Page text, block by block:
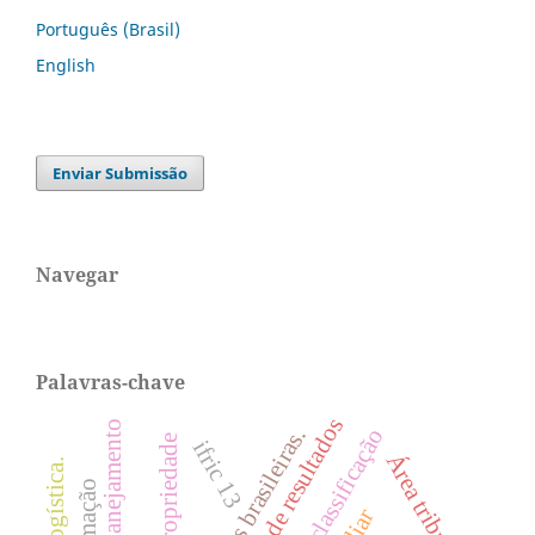
Português (Brasil)
English
Enviar Submissão
Navegar
Palavras-chave
classificação
ifric 13
planejamento